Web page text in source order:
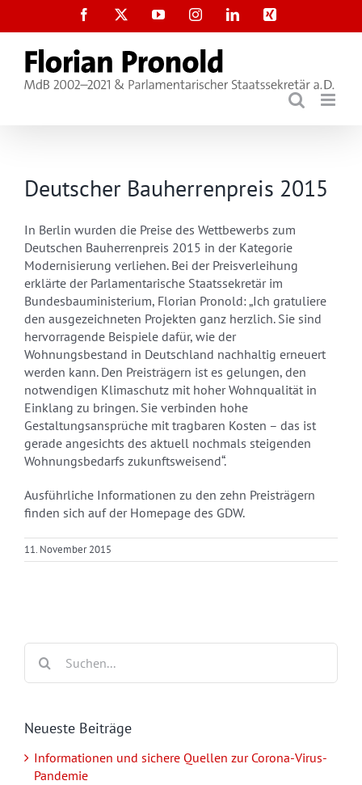
Facebook YouTubeInstagramLinkedInXing
Deutscher Bauherrenpreis 2015
In Berlin wurden die Preise des Wettbewerbs zum
Deutschen Bauherrenpreis 2015 in der Kategorie
Modernisierung verliehen. Bei der Preisverleihung
erklärte der Parlamentarische Staatssekretär im
Bundesbauministerium, Florian Pronold: „Ich gratuliere
den ausgezeichneten Projekten ganz herzlich. Sie sind
hervorragende Beispiele dafür, wie der
Wohnungsbestand in Deutschland nachhaltig erneuert
werden kann. Den Preisträgern ist es gelungen, den
notwendigen Klimaschutz mit hoher Wohnqualität in
Einklang zu bringen. Sie verbinden hohe
Gestaltungsansprüche mit tragbaren Kosten – das ist
gerade angesichts des aktuell nochmals steigenden
Wohnungsbedarfs zukunftsweisend“.
Ausführliche Informationen zu den zehn Preisträgern
finden sich auf der Homepage des GDW.
11. November 2015
nach:
Neueste Beiträge
Informationen und sichere Quellen zur Corona-Virus-
Pandemie